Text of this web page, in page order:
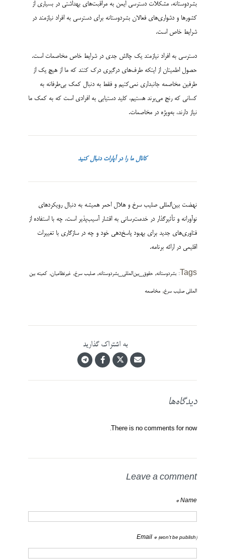
بشردوستانه، مشکلات دسترسی ایمن به مراقبت‌های بهداشتی در بسیاری از
کشورها و دشواری‌های فعالان بشردوستانه برای دسترسی به افراد نیازمند در
شرایط خاص است.
دسترسی به افراد نیازمند یک چالش جدی در شرایط خاص مخاصمات است.
حصول اطمینان از اینکه طرف‌های درگیری درک کنند که ما از هیچ یک از
طرفین مخاصمه جانبداری نمی‌کنیم و فقط به دنبال کمک بی‌طرفانه به
کسانی که رنج می‌برند هستیم، کلید دستیابی به افرادی است که به کمک ما
نیاز دارند، به‌ویژه در مخاصمات.
کانال ما را در آپارات دنبال کنید
نهضت بین‌المللی صلیب سرخ و هلال احمر همیشه به دنبال رویکردهای
نوآورانه و تأثیرگذار در خدمت‌رسانی به اقشار آسیب‌پذیر است، چه با استفاده از
فناوری‌های جدید برای بهبود پاسخ‌دهی خود و چه در سازگاری با تغییرات
اقلیمی در ارائه برنامه.
Tags: بشردوستانه,حقوق_بین‌المللی_بشردوستانه,صلیب سرخ, غیرنظامیان, کمیته بین
المللی صلیب سرخ, مخاصمه
به اشتراک گذارید
دیدگاه‌ها
There is no comments for now.
Leave a comment
Name *
Email * (won't be publish)